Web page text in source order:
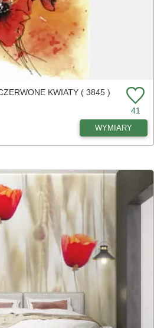
KWIATY ( 3845 )
41
WYMIARY